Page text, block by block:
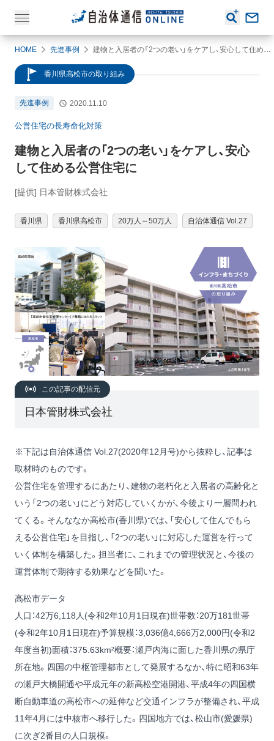
HOME 先進事例 建物と入居者の「2つの老い」をケアし、安心して住める公営住宅に
香川県高松市の取り組み
先進事例 2020.11.10
公営住宅の長寿命化対策
建物と入居者の「2つの老い」をケアし、安心
して住める公営住宅に
[提供] 日本管財株式会社
香川県 香川県高松市 20万人～50万人 自治体通信 Vol.27
この記事の配信元
日本管財株式会社
※下記は自治体通信 Vol.27(2020年12月号)から抜粋し、記事は
取材時のものです。
公営住宅を管理するにあたり、建物の老朽化と入居者の高齢化と
いう「2つの老い」にどう対応していくかが、今後より一層問われ
てくる。そんななか高松市(香川県)では、「安心して住んでもら
える公営住宅」を目指し、「2つの老い」に対応した運営を行って
いく体制を構築した。担当者に、これまでの管理状況と、今後の
運営体制で期待する効果などを聞いた。
高松市データ
人口：42万6,118人(令和2年10月1日現在)世帯数：20万181世帯
(令和2年10月1日現在)予算規模：3,036億4,666万2,000円(令和2
年度当初)面積：375.63km²概要：瀬戸内海に面した香川県の県庁
所在地。四国の中枢管理都市として発展するなか、特に昭和63年
の瀬戸大橋開通や平成元年の新高松空港開港、平成4年の四国横
断自動車道の高松市への延伸など交通インフラが整備され、平成
11年4月には中核市へ移行した。四国地方では、松山市(愛媛県)
に次ぎ2番目の人口規模。